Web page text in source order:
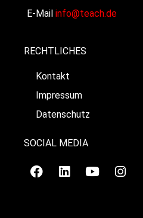
E-Mail info@teach.de
RECHTLICHES
Kontakt
Impressum
Datenschutz
SOCIAL MEDIA